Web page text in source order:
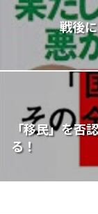
戦後
「移民」を否
る！